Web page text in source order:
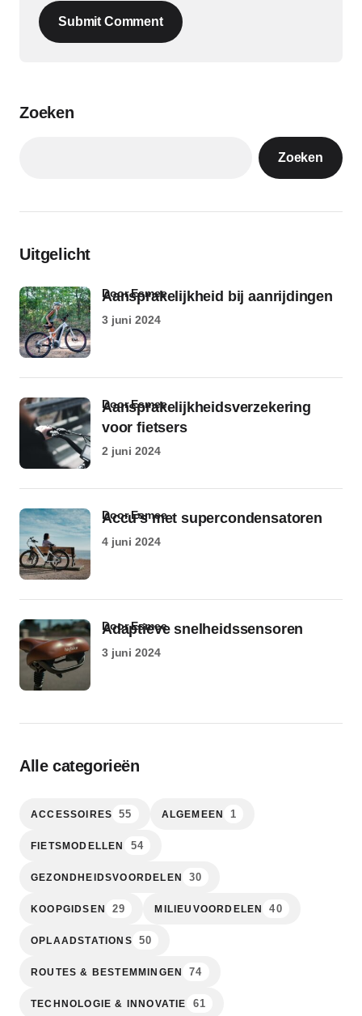
Submit Comment
Zoeken
Zoeken
Uitgelicht
Aansprakelijkheid bij aanrijdingen
door Esmee
3 juni 2024
Aansprakelijkheidsverzekering
voor fietsers
door Esmee
2 juni 2024
Accu’s met supercondensatoren
door Esmee
4 juni 2024
Adaptieve snelheidssensoren
door Esmee
3 juni 2024
Alle categorieën
ACCESSOIRES 55 ALGEMEEN 1
FIETSMODELLEN 54
GEZONDHEIDSVOORDELEN 30
KOOPGIDSEN 29 MILIEUVOORDELEN 40
OPLAADSTATIONS 50
ROUTES & BESTEMMINGEN 74
TECHNOLOGIE & INNOVATIE 61